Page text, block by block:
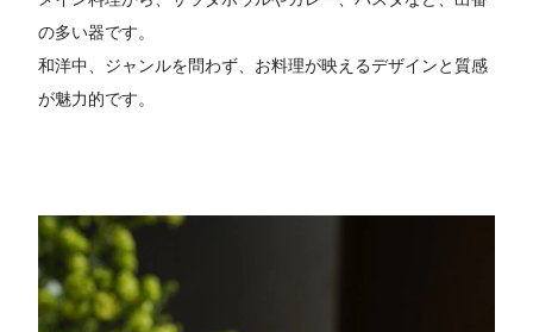
の多い器です。
和洋中、ジャンルを問わず、お料理が映えるデザインと質感
が魅力的です。